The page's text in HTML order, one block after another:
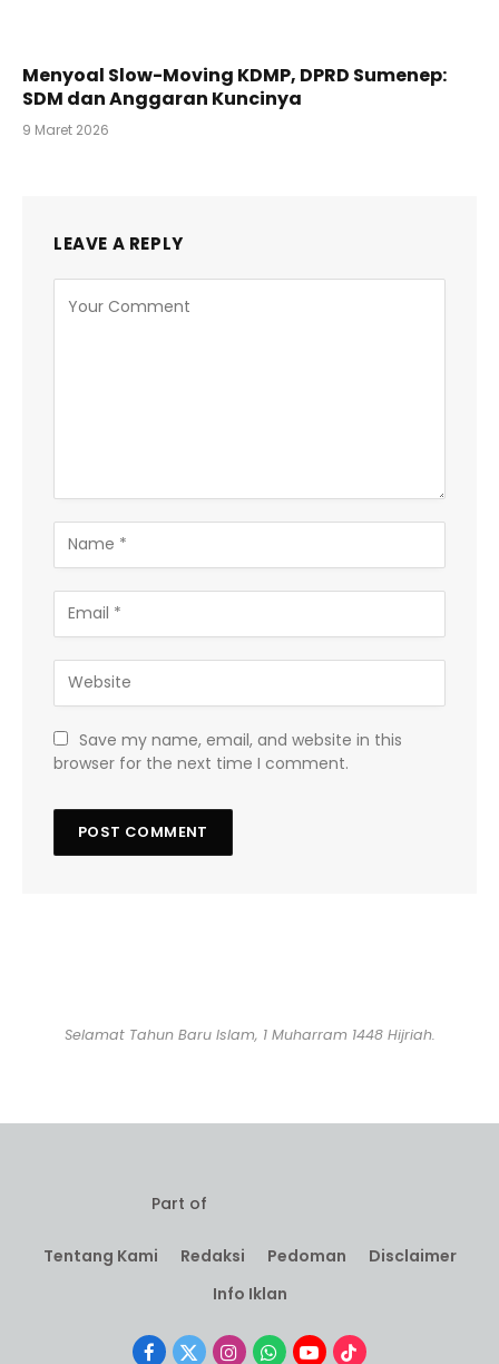
Menyoal Slow-Moving KDMP, DPRD Sumenep:
SDM dan Anggaran Kuncinya
9 Maret 2026
LEAVE A REPLY
Save my name, email, and website in this
browser for the next time I comment.
Selamat Tahun Baru Islam, 1 Muharram 1448 Hijriah.
Part of
Tentang Kami Redaksi Pedoman
Disclaimer
Info Iklan